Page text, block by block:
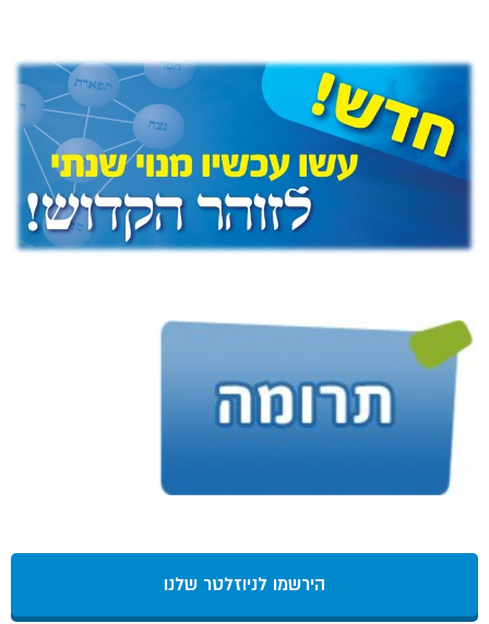
הירשמו לניוזלטר שלנו